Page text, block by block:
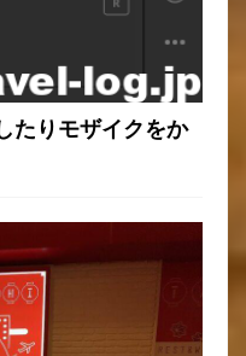
たりモザイクをか